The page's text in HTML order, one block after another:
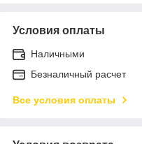
Условия оплаты
Наличными
Безналичный расчет
Все условия оплаты